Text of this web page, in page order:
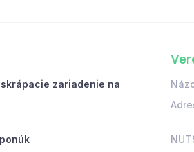
zariadenie na